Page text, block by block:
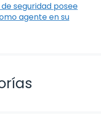
seguridad posee
agente en su